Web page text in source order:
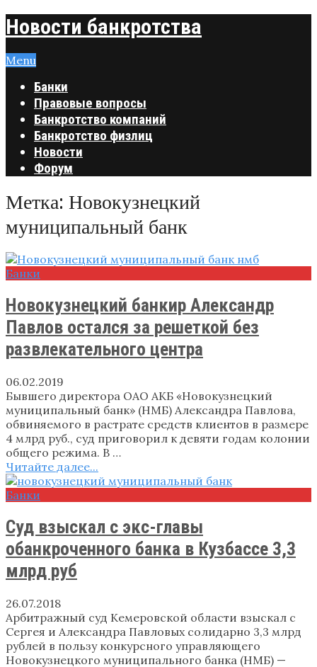
Новости банкротства
Menu
Банки
Правовые вопросы
Банкротство компаний
Банкротство физлиц
Новости
Форум
Метка: Новокузнецкий
муниципальный банк
Банки
Новокузнецкий банкир Александр
Павлов остался за решеткой без
развлекательного центра
06.02.2019
Бывшего директора ОАО АКБ «Новокузнецкий
муниципальный банк» (НМБ) Александра Павлова,
обвиняемого в растрате средств клиентов в размере
4 млрд руб., суд приговорил к девяти годам колонии
общего режима. В …
Читайте далее...
Банки
Суд взыскал с экс-главы
обанкроченного банка в Кузбассе 3,3
млрд руб
26.07.2018
Арбитражный суд Кемеровской области взыскал с
Сергея и Александра Павловых солидарно 3,3 млрд
рублей в пользу конкурсного управляющего
Новокузнецкого муниципального банка (НМБ) —